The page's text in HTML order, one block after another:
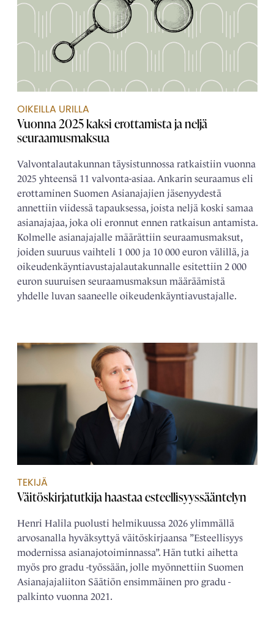
OIKEILLA URILLA
Vuonna 2025 kaksi erottamista ja neljä
seuraamusmaksua
Valvontalautakunnan täysistunnossa ratkaistiin vuonna
2025 yhteensä 11 valvonta-asiaa. Ankarin seuraamus eli
erottaminen Suomen Asianajajien jäsenyydestä
annettiin viidessä tapauksessa, joista neljä koski samaa
asianajajaa, joka oli eronnut ennen ratkaisun antamista.
Kolmelle asianajajalle määrättiin seuraamusmaksut,
joiden suuruus vaihteli 1 000 ja 10 000 euron välillä, ja
oikeudenkäyntiavustajalautakunnalle esitettiin 2 000
euron suuruisen seuraamusmaksun määräämistä
yhdelle luvan saaneelle oikeudenkäyntiavustajalle.
TEKIJÄ
Väitöskirjatutkija haastaa esteellisyyssääntelyn
Henri Halila puolusti helmikuussa 2026 ylimmällä
arvosanalla hyväksyttyä väitöskirjaansa ”Esteellisyys
modernissa asianajotoiminnassa”. Hän tutki aihetta
myös pro gradu -työssään, jolle myönnettiin Suomen
Asianajajaliiton Säätiön ensimmäinen pro gradu -
palkinto vuonna 2021.